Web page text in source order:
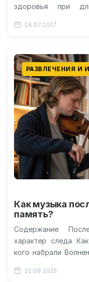
здоровья при
24.07.2017
РАЗВЛЕЧЕНИЯ И
Как музыка
память?
Содержание
характер следа
кого набрали
22.09.2025